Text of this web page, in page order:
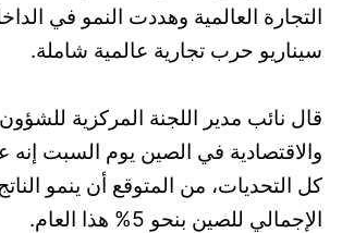
التجارة العالمية وهددت النمو في
سيناريو حرب تجارية عالمية شاملة.
قال نائب مدير اللجنة المركزية للشؤون
والاقتصادية في الصين يوم السبت
كل التحديات، من المتوقع أن ينمو
الإجمالي للصين بنحو 5% هذا العام.